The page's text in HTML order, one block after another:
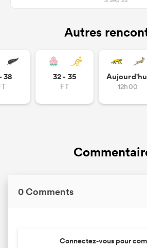
Autres
38 32 - 35
FT 12h00
0 Comments
Connectez-vous pour